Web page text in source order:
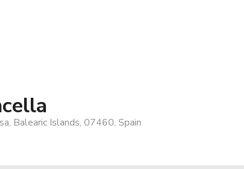
Balearic Islands, 07460, Spain